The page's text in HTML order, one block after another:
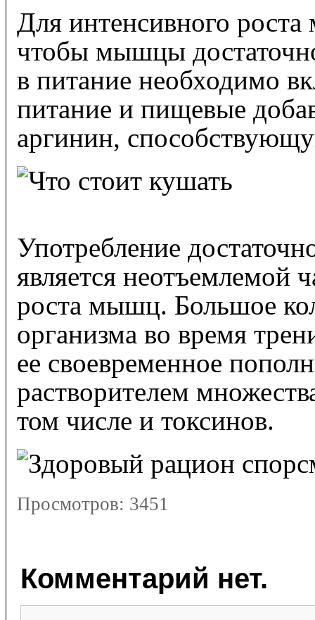
Для интенсивного
чтобы мышцы
в питание необходимо
питание и пищевые
аргинин,
Употребление
является неотъемлемой
роста мышц. Большое
организма во время
ее своевременное
растворителем
том числе и токсинов.
Просмотров: 3451
Комментарий нет.